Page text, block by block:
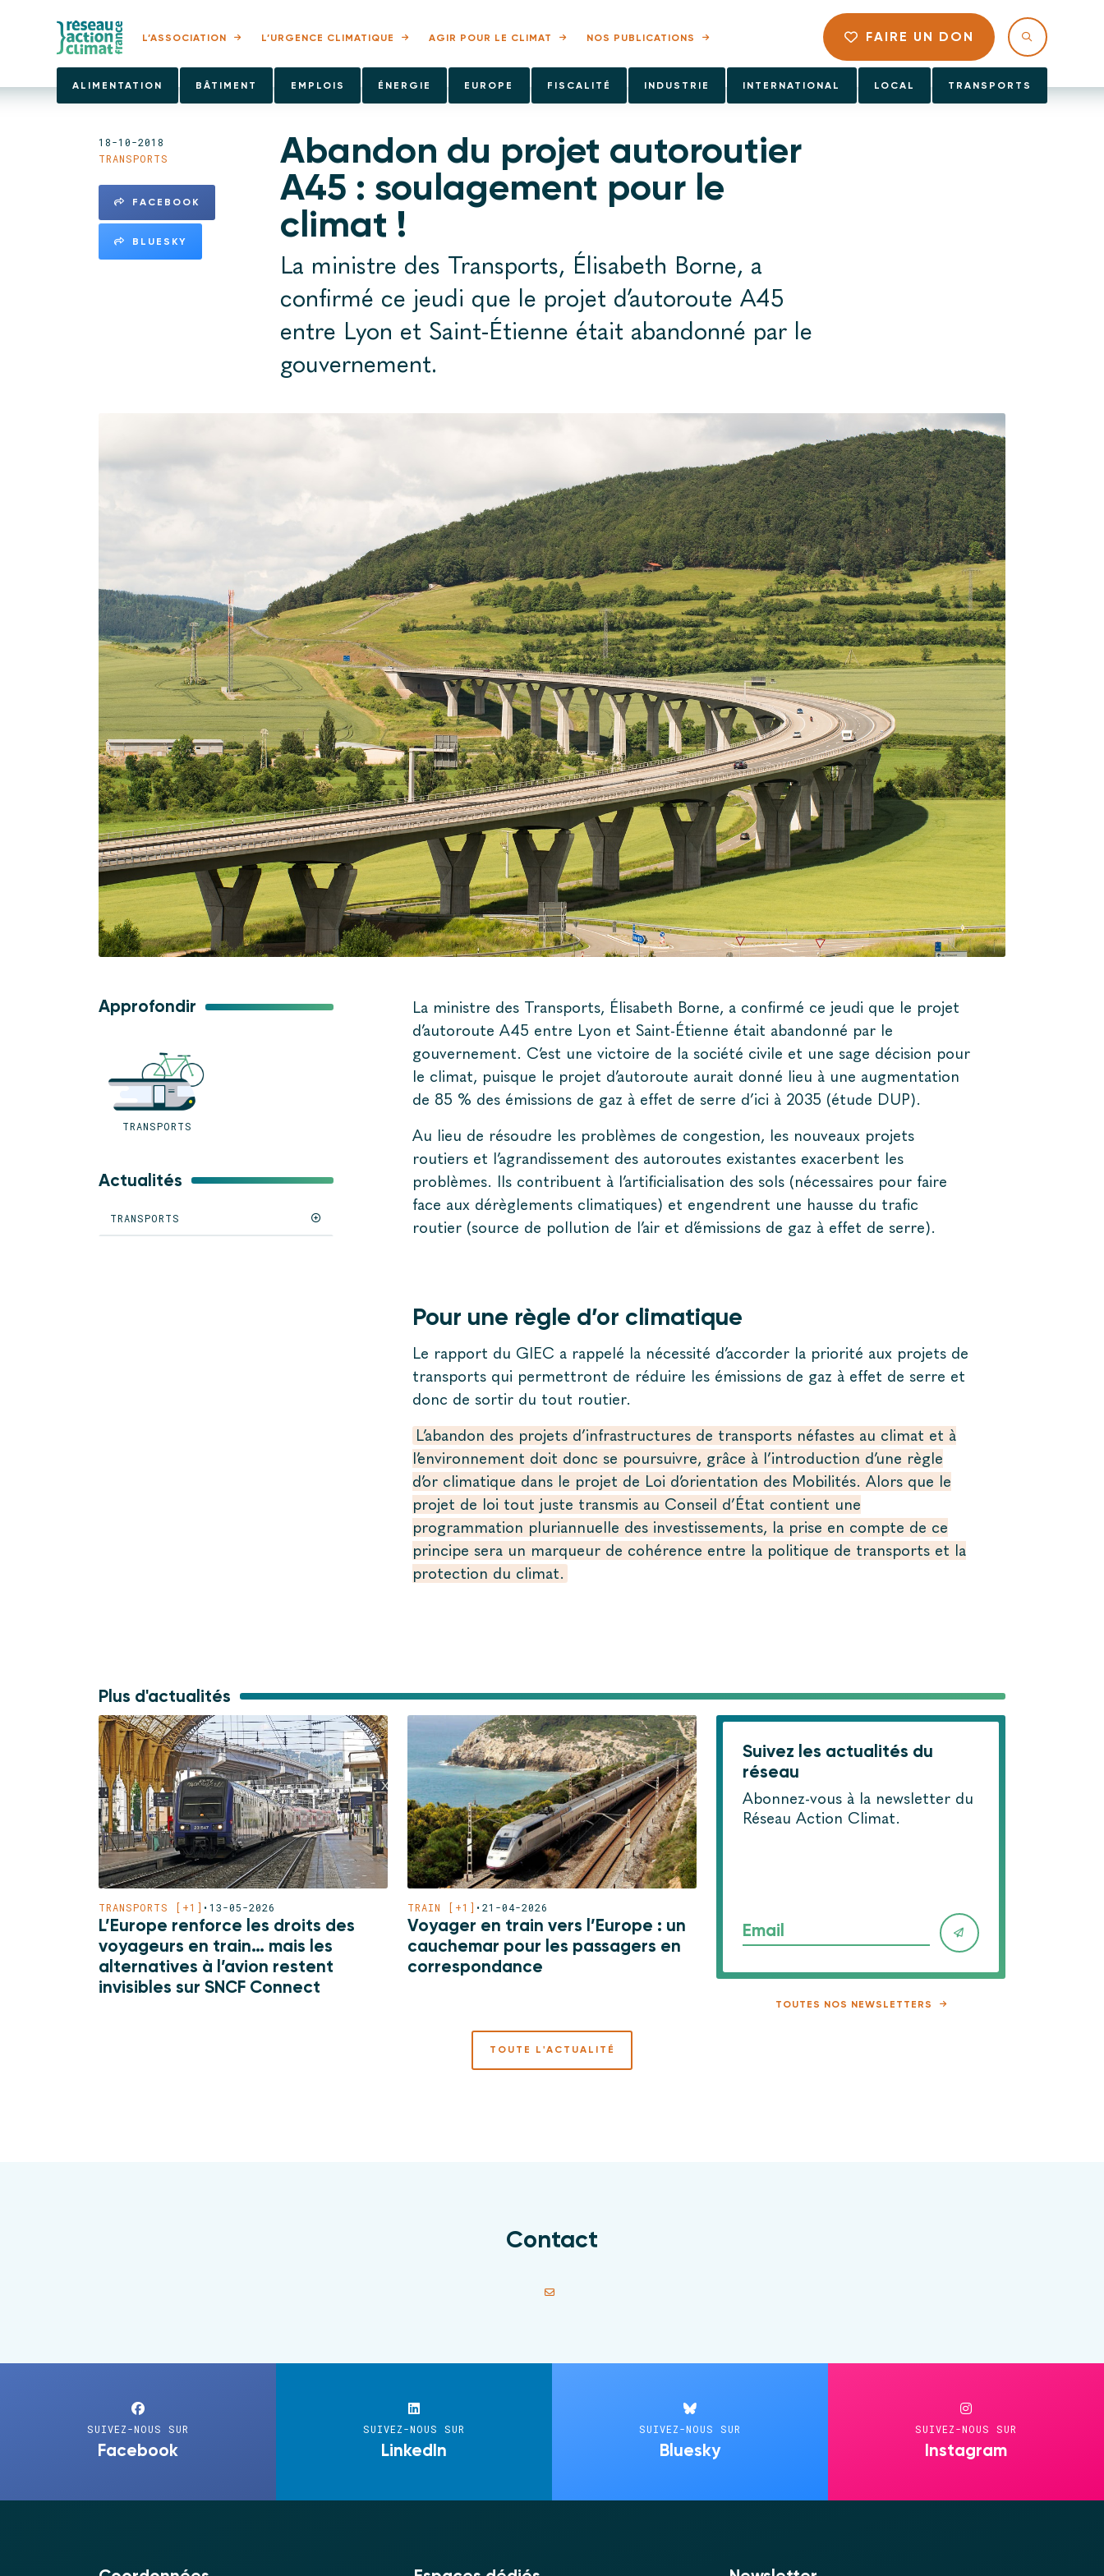
L’ASSOCIATION L’URGENCE CLIMATIQUE AGIR POUR LE CLIMAT NOS PUBLICATIONS FAIRE UN DON
ALIMENTATION BÂTIMENT EMPLOIS ÉNERGIE EUROPE FISCALITÉ INDUSTRIE INTERNATIONAL LOCAL TRANSPORTS
18-10-2018
TRANSPORTS
FACEBOOK
BLUESKY
Abandon du projet autoroutier
A45 : soulagement pour le
climat !
La ministre des Transports, Élisabeth Borne, a
confirmé ce jeudi que le projet d’autoroute A45
entre Lyon et Saint-Étienne était abandonné par le
gouvernement.
Approfondir
TRANSPORTS
Actualités
TRANSPORTS
La ministre des Transports, Élisabeth Borne, a confirmé ce jeudi que le projet
d’autoroute A45 entre Lyon et Saint-Étienne était abandonné par le
gouvernement. C’est une victoire de la société civile et une sage décision pour
le climat, puisque le projet d’autoroute aurait donné lieu à une augmentation
de 85 % des émissions de gaz à effet de serre d’ici à 2035 (étude DUP).
Au lieu de résoudre les problèmes de congestion, les nouveaux projets
routiers et l’agrandissement des autoroutes existantes exacerbent les
problèmes. Ils contribuent à l’artificialisation des sols (nécessaires pour faire
face aux dérèglements climatiques) et engendrent une hausse du trafic
routier (source de pollution de l’air et d’émissions de gaz à effet de serre).
Pour une règle d’or climatique
Le rapport du GIEC a rappelé la nécessité d’accorder la priorité aux projets de
transports qui permettront de réduire les émissions de gaz à effet de serre et
donc de sortir du tout routier.
L’abandon des projets d’infrastructures de transports néfastes au climat et à
l’environnement doit donc se poursuivre, grâce à l’introduction d’une règle
d’or climatique dans le projet de Loi d’orientation des Mobilités. Alors que le
projet de loi tout juste transmis au Conseil d’État contient une
programmation pluriannuelle des investissements, la prise en compte de ce
principe sera un marqueur de cohérence entre la politique de transports et la
protection du climat.
Plus d'actualités
TRANSPORTS [+1] •13-05-2026
L’Europe renforce les droits des
voyageurs en train… mais les
alternatives à l’avion restent
invisibles sur SNCF Connect
TRAIN [+1] •21-04-2026
Voyager en train vers l’Europe : un
cauchemar pour les passagers en
correspondance
Suivez les actualités du
réseau
Abonnez-vous à la newsletter du
Réseau Action Climat.
Email
TOUTES NOS NEWSLETTERS
TOUTE L'ACTUALITÉ
Contact
SUIVEZ-NOUS SUR
Facebook
SUIVEZ-NOUS SUR
LinkedIn
SUIVEZ-NOUS SUR
Bluesky
SUIVEZ-NOUS SUR
Instagram